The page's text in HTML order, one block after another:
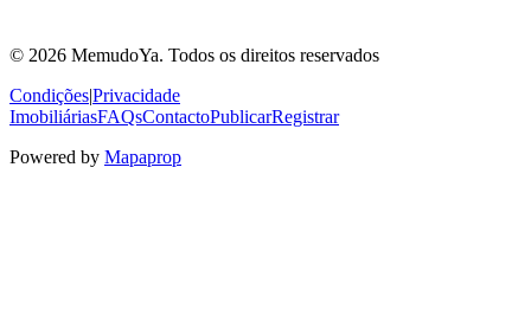
© 2026 MemudoYa. Todos os direitos reservados
Condições|Privacidade
ImobiliáriasFAQsContactoPublicarRegistrar
Powered by Mapaprop